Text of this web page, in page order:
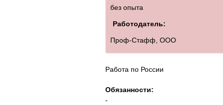
без опыта
Работодатель:
Проф-Стафф, ООО
Работа по России
Обязанности:
-